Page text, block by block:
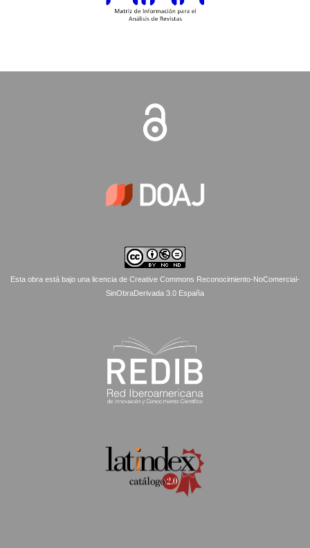
Esta obra está bajo una licencia de Creative Commons Reconocimiento-NoComercial-
SinObraDerivada 3.0 España